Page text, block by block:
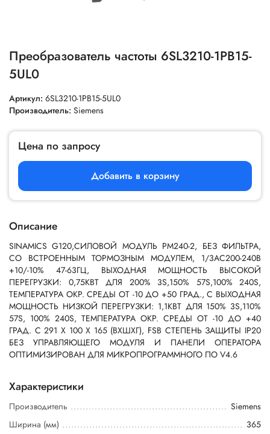
Преобразователь частоты 6SL3210-1PB15-
5UL0
Артикул: 6SL3210-1PB15-5UL0
Производитель: Siemens
Цена по запросу
Добавить в корзину
Описание
SINAMICS G120,СИЛОВОЙ МОДУЛЬ PM240-2, БЕЗ ФИЛЬТРА,
СО ВСТРОЕННЫМ ТОРМОЗНЫМ МОДУЛЕМ, 1/3AC200-240В
+10/-10% 47-63ГЦ, ВЫХОДНАЯ МОЩНОСТЬ ВЫСОКОЙ
ПЕРЕГРУЗКИ: 0,75КВТ ДЛЯ 200% 3S,150% 57S,100% 240S,
ТЕМПЕРАТУРА ОКР. СРЕДЫ ОТ -10 ДО +50 ГРАД., C ВЫХОДНАЯ
МОЩНОСТЬ НИЗКОЙ ПЕРЕГРУЗКИ: 1,1КВТ ДЛЯ 150% 3S,110%
57S, 100% 240S, ТЕМПЕРАТУРА ОКР. СРЕДЫ ОТ -10 ДО +40
ГРАД. C 291 X 100 X 165 (ВXШXГ), FSB СТЕПЕНЬ ЗАЩИТЫ IP20
БЕЗ УПРАВЛЯЮЩЕГО МОДУЛЯ И ПАНЕЛИ ОПЕРАТОРА
ОПТИМИЗИРОВАН ДЛЯ МИКРОПРОГРАММНОГО ПО V4.6
Характеристики
Производитель
Siemens
Ширина (мм)
365